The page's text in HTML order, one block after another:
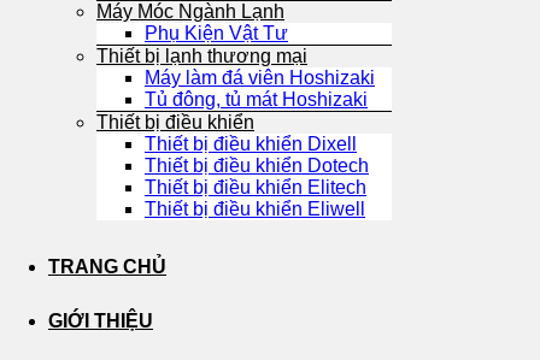
Máy Móc Ngành Lạnh
Phụ Kiện Vật Tư
Thiết bị lạnh thương mại
Máy làm đá viên Hoshizaki
Tủ đông, tủ mát Hoshizaki
Thiết bị điều khiển
Thiết bị điều khiển Dixell
Thiết bị điều khiển Dotech
Thiết bị điều khiển Elitech
Thiết bị điều khiển Eliwell
TRANG CHỦ
GIỚI THIỆU